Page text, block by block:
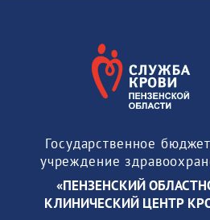
Государственное
учреждение
«ПЕНЗЕНСКИЙ
КЛИНИЧЕСКИЙ ЦЕНТР